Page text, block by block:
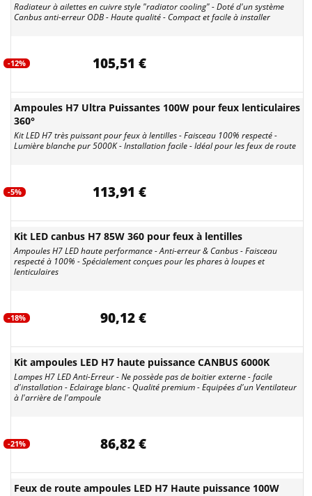
Radiateur à ailettes en cuivre style "radiator cooling" - Doté d'un système
Canbus anti-erreur ODB - Haute qualité - Compact et facile à installer
-12% 105,51 €
Ampoules H7 Ultra Puissantes 100W pour feux lenticulaires
360°
Kit LED H7 très puissant pour feux à lentilles - Faisceau 100% respecté -
Lumière blanche pur 5000K - Installation facile - Idéal pour les feux de route
-5% 113,91 €
Kit LED canbus H7 85W 360 pour feux à lentilles
Ampoules H7 LED haute performance - Anti-erreur & Canbus - Faisceau
respecté à 100% - Spécialement conçues pour les phares à loupes et
lenticulaires
-18% 90,12 €
Kit ampoules LED H7 haute puissance CANBUS 6000K
Lampes H7 LED Anti-Erreur - Ne possède pas de boitier externe - facile
d'installation - Eclairage blanc - Qualité premium - Equipées d'un Ventilateur
à l'arrière de l'ampoule
-21% 86,82 €
Feux de route ampoules LED H7 Haute puissance 100W